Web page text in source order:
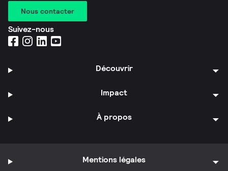
Nous contacter
Suivez-nous
Découvrir
Impact
À propos
Mentions légales